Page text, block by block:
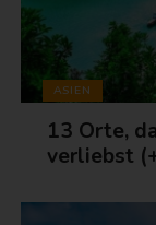
ASIEN
13 Orte,
verliebst